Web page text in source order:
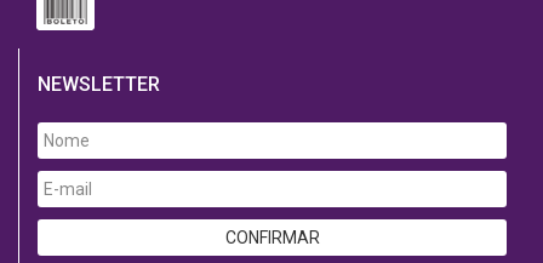
NEWSLETTER